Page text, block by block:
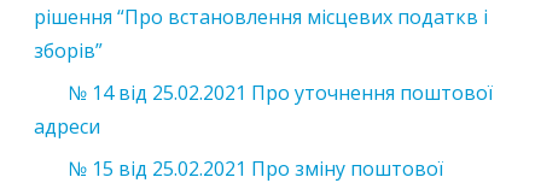
рішення “Про встановлення місцевих податкв і
зборів”
№ 14 від 25.02.2021 Про уточнення поштової
адреси
№ 15 від 25.02.2021 Про зміну поштової